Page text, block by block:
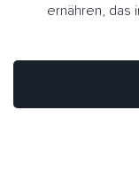
ernähren, das